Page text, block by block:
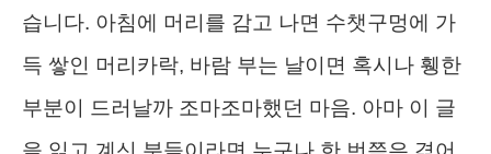
습니다. 아침에 머리를 감고 나면 수챗구멍에 가
득 쌓인 머리카락, 바람 부는 날이면 혹시나 휑한
부분이 드러날까 조마조마했던 마음. 아마 이 글